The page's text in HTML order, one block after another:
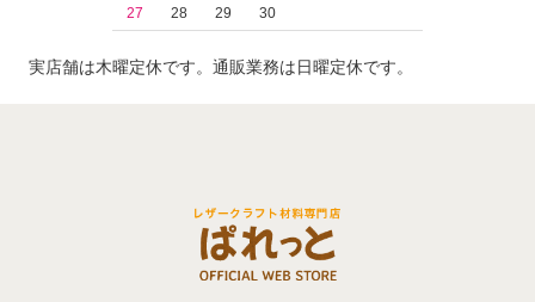
27
28 29 30
実店舗は木曜定休です。通販業務は日曜定休です。